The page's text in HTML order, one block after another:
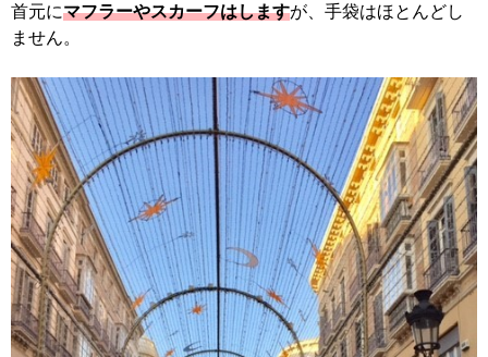
首元にマフラーやスカーフはしますが、手袋はほとんどし
ません。